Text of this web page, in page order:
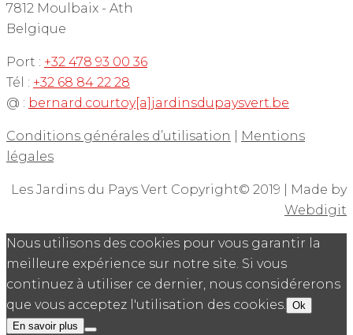
7812 Moulbaix - Ath
Belgique
Port : +32 478 93 00 36
Tél : +32 68 84 22 28
@ : bernard.courtoy[a]jardinsdupaysvert.be
Conditions générales d’utilisation
Mentions
légales
Les Jardins du Pays Vert Copyright© 2019 | Made by
Webdigit
Nous utilisons des cookies pour vous garantir la
meilleure expérience sur notre site. Si vous
continuez à utiliser ce dernier, nous considérerons
que vous acceptez l'utilisation des cookies. Ok
En savoir plus